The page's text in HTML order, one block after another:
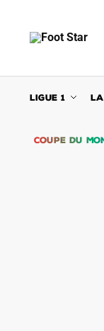
navigation
content
LIGUE 1
COUPE DU